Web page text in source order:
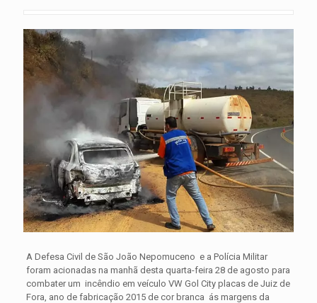
A Defesa Civil de São João Nepomuceno e a Polícia Militar
foram acionadas na manhã desta quarta-feira 28 de agosto para
combater um incêndio em veículo VW Gol City placas de Juiz de
Fora, ano de fabricação 2015 de cor branca ás margens da